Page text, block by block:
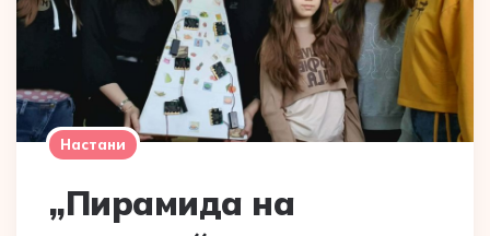
Настани
„Пирамида на